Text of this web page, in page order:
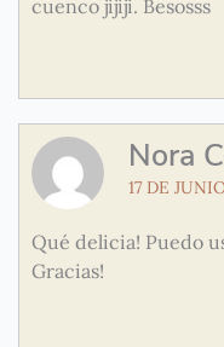
cuenco jijiji. Besosss
Nora
17 DE
Qué delicia! Puedo
Gracias!